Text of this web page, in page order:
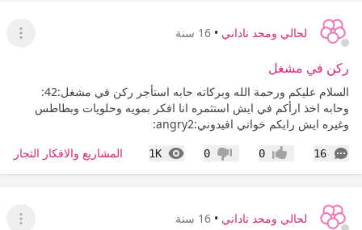
لحالي ومحد ناداني • 16 سنة
عرض
ركن في مشغل
السلام عليكم ورحمة الله وبركاته حابه استأجر ركن في مشغل:42:
وحابه اخذ ارأكم في ايش استثمره انا افكر بمويه وحلويات وبطاطس
وغيره ايش رايكم خواتي افيدوني:angry2:
16
التعليقات إعجاب0 عدم إعجاب
0
1K
المشاهدات المشاريع والافكار
لحالي ومحد ناداني • 16 سنة